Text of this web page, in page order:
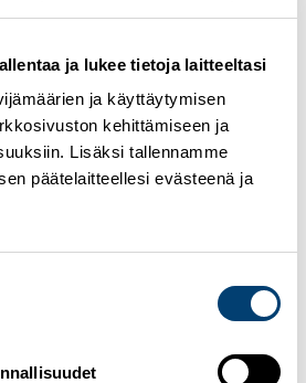
ja lukee tietoja laitteeltasi
ja käyttäytymisen
kehittämiseen ja
Lisäksi tallennamme
päätelaitteellesi evästeenä ja
vaikuttavat
ry, 2022)
-hankkeen myötä toteutetut
jokaiselle vanhemmalle
ovat ilmaisia ja ne voi